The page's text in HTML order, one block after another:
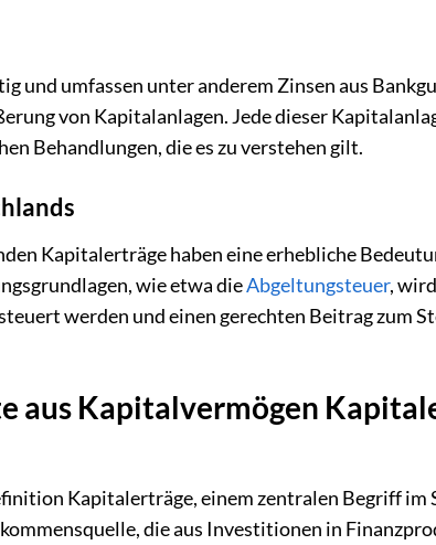
und umfassen unter anderem Zinsen aus
von Kapitalanlagen. Jede dieser
Behandlungen, die es zu verstehen gilt.
Kapitalerträge haben eine erhebliche
wie etwa dieAbgeltungsteuer,
werden und einen gerechten Beitrag zum
aus Kapitalvermögen
Kapitalerträge, einem zentralen Begriff im
die aus Investitionen in